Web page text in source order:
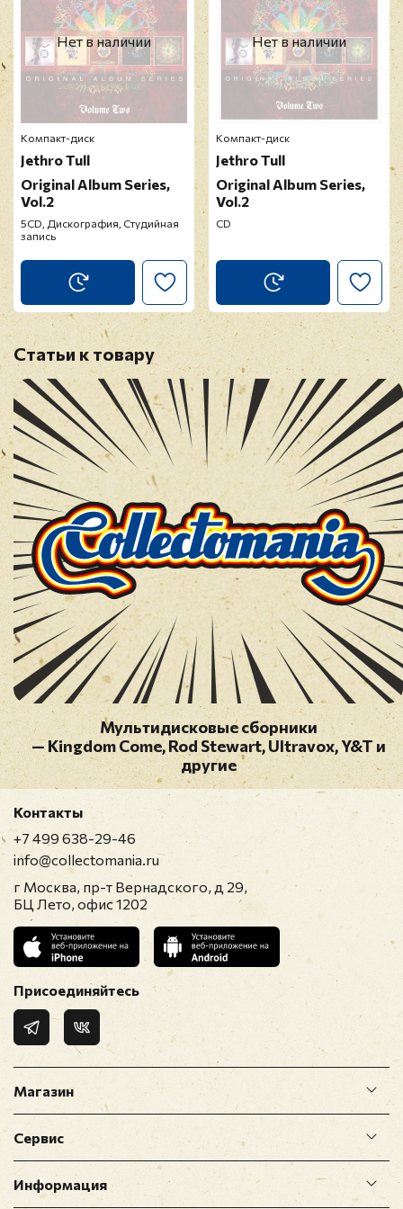
10. Cheerio
Нет в наличии
Компакт-диск
Jethro Tull
Original Album Series,
Vol.2
5CD, Дискография, Студийная
запись
Нет в наличии
Компакт-диск
Jethro Tull
Original Album Series,
Vol.2
CD
Статьи к товару
Мультидисковые сборники
— Kingdom Come, Rod Stewart, Ultravox, Y&T и
другие
Магазин
Сервис
Информация
Контакты
+7 499 638-29-46
info@collectomania.ru
г Москва, пр-т Вернадского, д 29,
БЦ Лето, офис 1202
Присоединяйтесь